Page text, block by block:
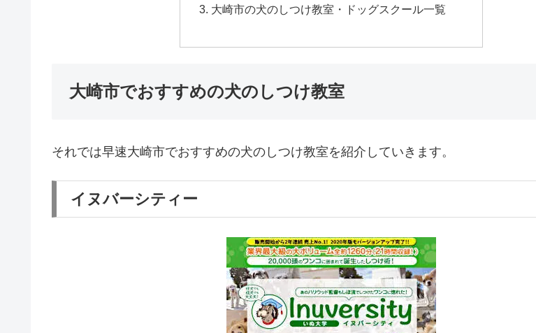
大崎市の犬のしつけ教室・ドッグスクール一覧
大崎市でおすすめの犬のしつけ教室
それでは早速大崎市でおすすめの犬のしつけ教室を紹介していきます。
イヌバーシティー